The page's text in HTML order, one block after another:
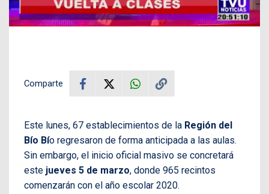
Comparte
Este lunes, 67 establecimientos de la Región del
Bío Bío regresaron de forma anticipada a las aulas.
Sin embargo, el inicio oficial masivo se concretará
este jueves 5 de marzo, donde 965 recintos
comenzarán con el año escolar 2020.